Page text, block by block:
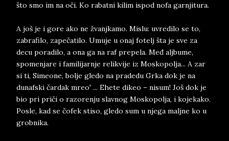
što smo im na oči. Ko rabatni kilim ispod nofa garnjitura.
A još je i gore ako ne žvanjkamo. Mislu: uvredilo se to,
zabrafilo, zapečatilo. Umuje u onaj fotelj šta je sve za
decu poradilo, a ona ga na raf prepela. Međ aljbume,
spomenjare i familijarnje relikvije iz Moskopolja... A zar
si ti, Simeone, bolje gledo na pradedu Grka dok je na
dunafski čardak mreo' ... Ehete dikeo – nisum! Još dok je
bio pri priči o razorenju slavnog Moskopolja, i kojekako.
Posle, kad se čofek stiso, gledo sum u njega maljne ko u
grobnika.